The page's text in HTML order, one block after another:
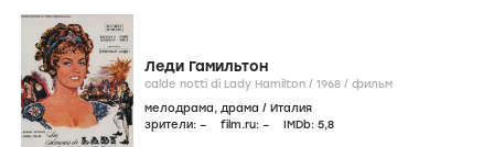
Леди Гамильтон
calde notti di Lady Hamilton / 1968 / фильм
мелодрама, драма / Италия
зрители: – film.ru: – IMDb: 5,8